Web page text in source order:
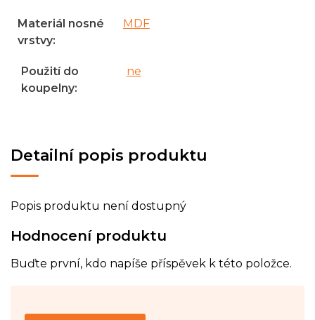
Detailní popis produktu
Popis produktu není dostupný
Materiál nosné
vrstvy:
MDF
Použití do
koupelny:
ne
Hodnocení produktu
Buďte první, kdo napíše příspěvek k této položce.